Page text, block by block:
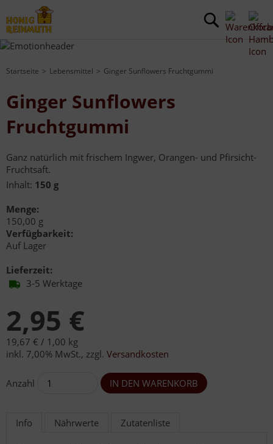
Startseite Lebensmittel Ginger Sunflowers Fruchtgummi
Ginger Sunflowers
Fruchtgummi
Ganz natürlich mit frischem Ingwer, Orangen- und Pfirsicht-
Fruchtsaft.
Inhalt: 150 g
Menge:
150,00 g
Verfügbarkeit:
Auf Lager
Lieferzeit:
3-5 Werktage
2,95 €
19,67 € / 1,00 kg
inkl. 7,00% MwSt., zzgl. Versandkosten
Anzahl
Info Nährwerte Zutatenliste